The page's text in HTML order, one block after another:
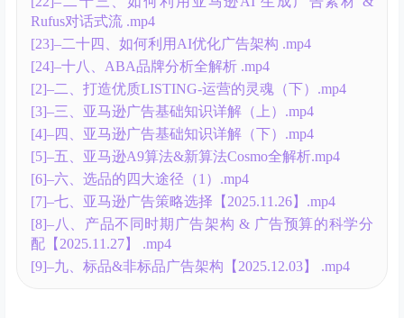
[15]–十五、SB品牌推广9大报表解析【2025.12.28】
.mp4
[16]–十六、进阶型广告打法：捡漏型广告打法 & 马甲
打法【2025.12.29】 .mp4
[17]–十七、进阶型广告打法：海王打法 + 递增打法 +
AISN矩阵打【2025.12.31】 .mp4
[18]–十九、亚马逊专题课程-如何分析竞品流量结构
.mp4
[18]–十八、亚马逊专题课程-如何分析竞品流量结构
【2026.01.07】 .mp4
[19]–二十、产品推广SOP表格&亚马逊运营每日、每
周、每月工作内容.mp4
[19]–十九、产品推广SOP表格&亚马逊运营每日、每
周、每月工作内容【2026.01.08】.mp4